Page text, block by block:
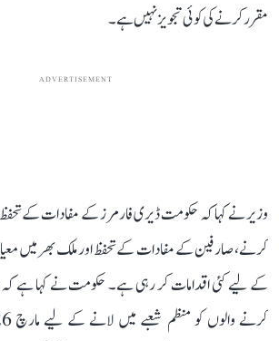
مقرر کرنے کی کوئی تجویز نہیں ہے۔
ADVERTISEMENT
وزیر نے کہا کہ حکومت ڈیری فارمرز کے مفادات کے تحفظ،
کرنے، صارفین کے مفادات کے تحفظ اور ملک بھر میں
کے لیے کئی اقدامات کر رہی ہے۔ حکومت نے کہا ہے کہ